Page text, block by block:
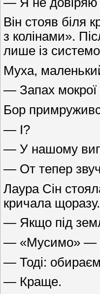
Він стояв біля
з колінами».
лише із
Муха,
— Запах мокрої
Бор
— І?
— У нашому
— От тепер
Лаура Сін
кричала
— Якщо під
— «Мусимо» —
— Тоді:
— Краще.